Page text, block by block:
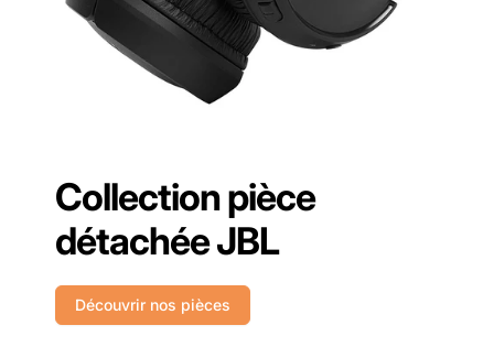
Collection pièce
détachée JBL
Découvrir nos pièces